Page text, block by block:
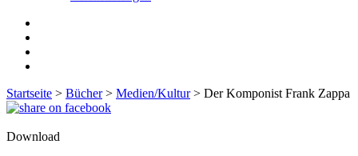
Startseite > Bücher> Medien/Kultur> Der Komponist Frank Zappa
Download